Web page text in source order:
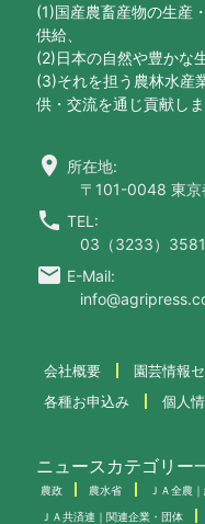
(1)国産農畜産物の生産
供給、
(2)日本の自然や豊かな
(3)それを担う農林水産
供・交流を通じ貢献しま
location_on 所在地:
〒101-0048 東京
call TEL:
03（3233）3581
email E-Mail:
会社概要 園芸情報
各種お申込み
個人
ニュースカテゴリー
農政 農水省 ＪＡ全農
ＪＡ共済連｜関連企業・団体